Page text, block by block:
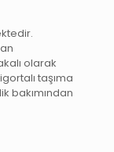
olarak
taşıma
bakımından